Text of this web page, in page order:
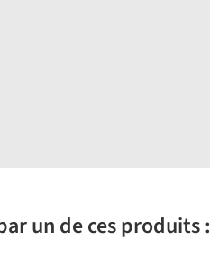
un de ces produits :